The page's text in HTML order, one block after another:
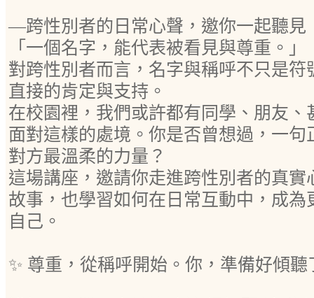
—跨性別者的日常心聲，邀你一起聽見
「一個名字，能代表被看見與尊重。」
對跨性別者而言，名字與稱呼不只是
直接的肯定與支持。
在校園裡，我們或許都有同學、朋友
面對這樣的處境。你是否曾想過，一
對方最溫柔的力量？
這場講座，邀請你走進跨性別者的真
故事，也學習如何在日常互動中，成
自己。
✨ 尊重，從稱呼開始。你，準備好傾聽